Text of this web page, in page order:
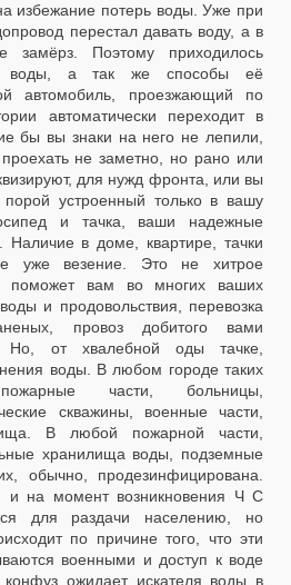
избежание потерь воды. Уже при
перестал давать воду, а в
замёрз. Поэтому приходилось
воды, а так же способы её
автомобиль, проезжающий по
автоматически переходит в
бы вы знаки на него не лепили,
не заметно, но рано или
для нужд фронта, или вы
устроенный только в вашу
и тачка, ваши надежные
в доме, квартире, тачки
уже везение. Это не хитрое
поможет вам во многих ваших
и продовольствия, перевозка
провоз добитого вами
Но, от хвалебной оды тачке,
воды. В любом городе таких
части, больницы,
скважины, военные части,
В любой пожарной части,
хранилища воды, подземные
обычно, продезинфицирована.
и на момент возникновения Ч С
для раздачи населению, но
по причине того, что эти
военными и доступ к воде
ожидает искателя воды в